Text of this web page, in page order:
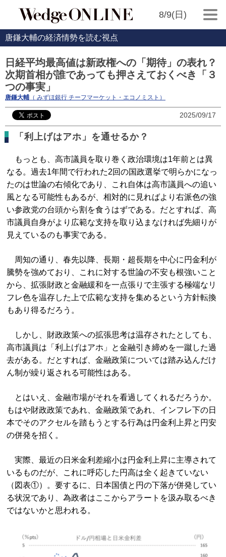
8/9(日)
唐鎌大輔の経済情勢を読む視点
日経平均最高値は新政権への「期待」の表れ？
次期首相が誰であっても押さえておくべき「３
つの事実」
唐鎌大輔 （ みずほ銀行 チーフマーケット・エコノミスト）
2025/09/17
「利上げはアホ」を通せるか？
もっとも、高市議員を取り巻く政治環境は1年前とは異
なる。過去1年間で行われた2回の国政選挙で明らかになっ
たのは世論の右傾化であり、これ自体は高市議員への追い
風となる可能性もあるが、相対的に見ればより右派色の強
い参政党の台頭から割を食うはずである。だとすれば、高
市議員自身がより広範な支持を取り込まなければ先細りが
見えているのも事実である。
周知の通り、春先以降、長期・超長期を中心に円金利が
騰勢を強めており、これに対する世論の不安も根強いこと
から、拡張財政と金融緩和を一点張りで主張する極端なリ
フレ色を温存した上で広範な支持を集めるという方針転換
もあり得るだろう。
しかし、財政政策への拡張思考は温存されたとしても、
高市議員は「利上げはアホ」と金融引き締めを一蹴した過
去がある。だとすれば、金融政策については踏み込んだけ
ん制が繰り返される可能性はある。
とはいえ、金融市場がそれを看過してくれるだろうか。
もはや財政政策であれ、金融政策であれ、インフレ下の日
本でそのアクセルを踏もうとする行為は円金利上昇と円安
の併発を招く。
実際、最近の日米金利差縮小は円金利上昇に主導されて
いるものだが、これに呼応した円高は全く起きていない
（図表①）。要するに、日本国債と円の下落が併発してい
る状況であり、為政者はここからアラートを汲み取るべき
ではないかと思われる。